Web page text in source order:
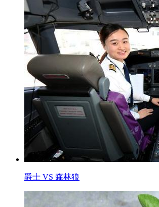
爵士 VS 森林狼